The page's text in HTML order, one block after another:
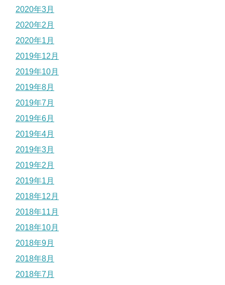
2020年3月
2020年2月
2020年1月
2019年12月
2019年10月
2019年8月
2019年7月
2019年6月
2019年4月
2019年3月
2019年2月
2019年1月
2018年12月
2018年11月
2018年10月
2018年9月
2018年8月
2018年7月